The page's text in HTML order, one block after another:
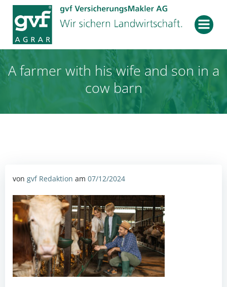
Zum
Inhalt
springen
A farmer with his wife and son in a
cow barn
von gvf Redaktion am 07/12/2024